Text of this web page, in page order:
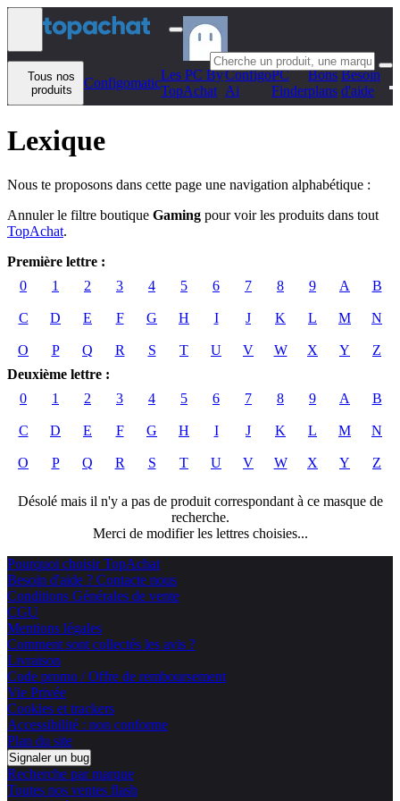
Aller au contenu
Tous nos
produits
Configomatic
Les PC By
TopAchat
Configo
Ai
PC
Finder
Bons
plans
Besoin
d'aide
Lexique
Nous te proposons dans cette page une navigation alphabétique :
Annuler le filtre boutique Gaming pour voir les produits dans tout
TopAchat.
Première lettre :
0
1 2 3 4 5 6 7 8 9 A B
C D E F G H I J K L M N
O P Q R S T U V W X Y
Z
Deuxième lettre :
0
1 2 3 4 5 6 7 8 9 A B
C D E F G H I J K L M N
O P Q R S T U V W X Y Z
Désolé mais il n'y a pas de produit correspondant à ce masque de
recherche.
Merci de modifier les lettres choisies...
Pourquoi choisir TopAchat
Besoin d'aide ? Contacte nous
Conditions Générales de vente
CGU
Mentions légales
Comment sont collectés les avis ?
Livraison
Code promo / Offre de remboursement
Vie Privée
Cookies et trackers
Accessibilité : non conforme
Plan du site
Signaler un bug
Recherche par marque
Toutes nos ventes flash